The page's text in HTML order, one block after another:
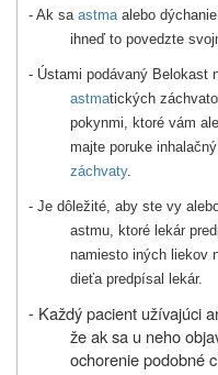
- Ak sa astma alebo
ihneď to povedzte
- Ústami podávaný Belokast
astmatických
pokynmi, ktoré vám
majte poruke
záchvaty.
- Je dôležité, aby ste vy
astmu, ktoré lekár
namiesto iných liekov
dieťa predpísal lekár.
- Každý pacient užívajúci
že ak sa u neho
ochorenie podobné